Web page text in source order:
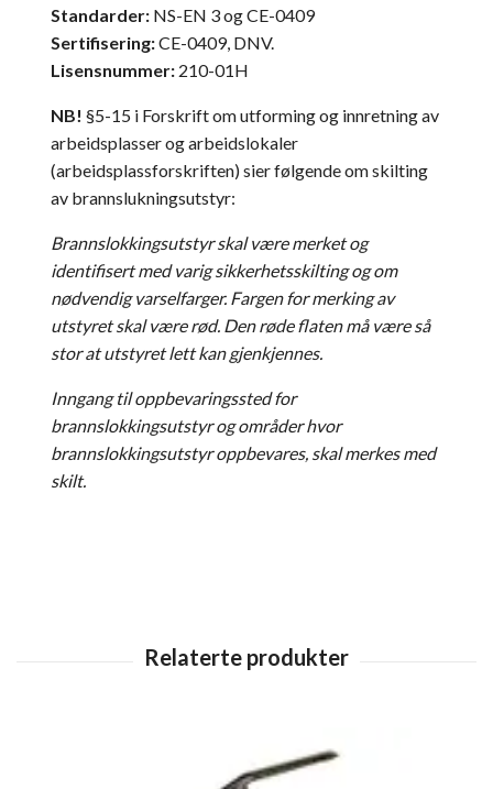
Standarder: NS-EN 3 og CE-0409
Sertifisering:CE-0409, DNV.
Lisensnummer: 210-01H
NB! §5-15 i Forskrift om utforming og innretning av
arbeidsplasser og arbeidslokaler
(arbeidsplassforskriften) sier følgende om skilting
av brannslukningsutstyr:
Brannslokkingsutstyr skal være merket og
identifisert med varig sikkerhetsskilting og om
nødvendig varselfarger. Fargen for merking av
utstyret skal være rød. Den røde flaten må være så
stor at utstyret lett kan gjenkjennes.
Inngang til oppbevaringssted for
brannslokkingsutstyr og områder hvor
brannslokkingsutstyr oppbevares, skal merkes med
skilt.